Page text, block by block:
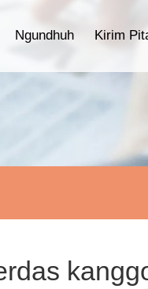
Ngundhuh Kirim